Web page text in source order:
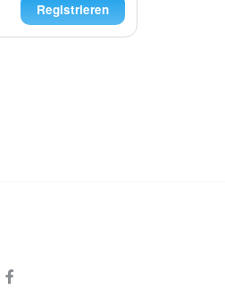
Registrieren